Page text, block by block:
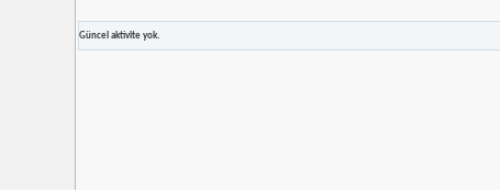
Güncel aktivite yok.